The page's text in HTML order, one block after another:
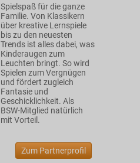
Spielspaß für die ganze
Familie. Von Klassikern
über kreative Lernspiele
bis zu den neuesten
Trends ist alles dabei, was
Kinderaugen zum
Leuchten bringt. So wird
Spielen zum Vergnügen
und fördert zugleich
Fantasie und
Geschicklichkeit. Als
BSW-Mitglied natürlich
mit Vorteil.
Zum Partnerprofil